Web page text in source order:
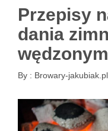
Przepisy
dania
wędzonym
By : Browary-jakubiak.pl